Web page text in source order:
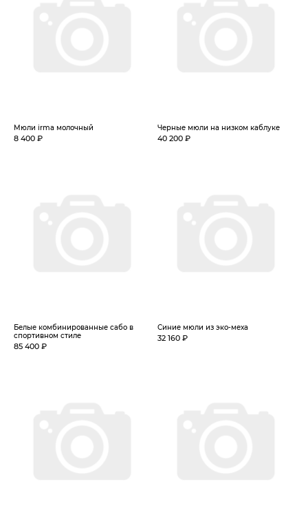
Мюли irma молочный
8 400 ₽
Черные мюли на низком каблуке
40 200 ₽
Белые комбинированные сабо в
спортивном стиле
85 400 ₽
Синие мюли из эко-меха
32 160 ₽